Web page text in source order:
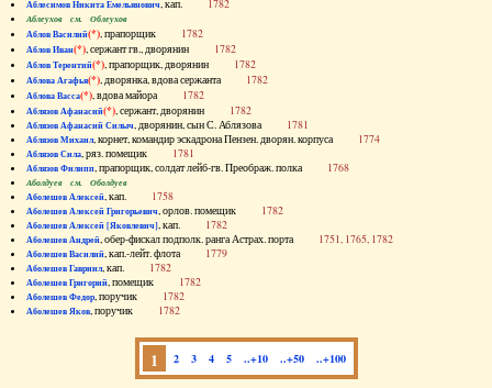
Аблесимов Никита Емельянович, кап. 1782
Аблеухов см. Облеухов
Аблов Василий(*), прапорщик 1782
Аблов Иван(*), сержант гв., дворянин 1782
Аблов Терентий(*), прапорщик, дворянин 1782
Аблова Агафья(*), дворянка, вдова сержанта 1782
Аблова Васса(*), вдова майора 1782
Аблязов Афанасий(*), сержант, дворянин 1782
Аблязов Афанасий Силыч, дворянин, сын С. Аблязова 1781
Аблязов Михаил, корнет, командир эскадрона Пензен. дворян. корпуса 1774
Аблязов Сила, ряз. помещик 1781
Аблязов Филипп, прапорщик, солдат лейб-гв. Преображ. полка 1768
Аболдуев см. Оболдуев
Аболешев Алексей, кап. 1758
Аболешев Алексей Григорьевич, орлов. помещик 1782
Аболешев Алексей [Яковлевич], кап. 1782
Аболешев Андрей, обер-фискал подполк. ранга Астрах. порта 1751, 1765, 1782
Аболешев Василий, кап.-лейт. флота 1779
Аболешев Гавриил, кап. 1782
Аболешев Григорий, помещик 1782
Аболешев Федор, поручик 1782
Аболешев Яков, поручик 1782
1 2 3 4 5 ..+10 ..+50 ..+100